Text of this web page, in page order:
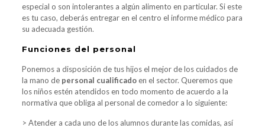
especial o son intolerantes a algún alimento en particular. Si este
es tu caso, deberás entregar en el centro el informe médico para
su adecuada gestión.
Funciones del personal
Ponemos a disposición de tus hijos el mejor de los cuidados de
la mano de personal cualificadoen el sector. Queremos que
los niños estén atendidos en todo momento de acuerdo a la
normativa que obliga al personal de comedor a lo siguiente:
> Atender a cada uno de los alumnos durante las comidas, así